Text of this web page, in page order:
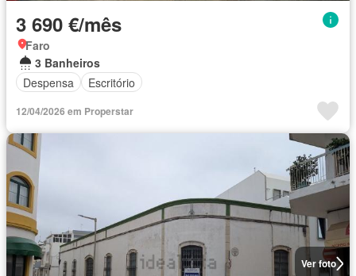
3 690 €/mês
Faro
3 Banheiros
Despensa
Escritório
12/04/2026 em Properstar
Ver foto